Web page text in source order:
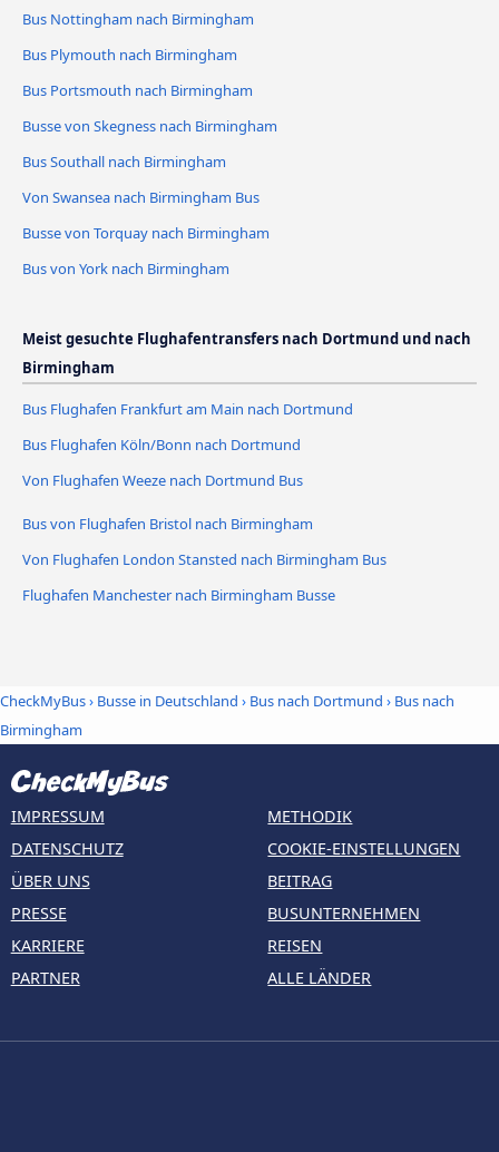
Bus Nottingham nach Birmingham
Bus Plymouth nach Birmingham
Bus Portsmouth nach Birmingham
Busse von Skegness nach Birmingham
Bus Southall nach Birmingham
Von Swansea nach Birmingham Bus
Busse von Torquay nach Birmingham
Bus von York nach Birmingham
Meist gesuchte Flughafentransfers nach Dortmund und nach
Birmingham
Bus Flughafen Frankfurt am Main nach Dortmund
Bus Flughafen Köln/Bonn nach Dortmund
Von Flughafen Weeze nach Dortmund Bus
Bus von Flughafen Bristol nach Birmingham
Von Flughafen London Stansted nach Birmingham Bus
Flughafen Manchester nach Birmingham Busse
CheckMyBus› Busse in Deutschland › Bus nach Dortmund › Bus nach
Birmingham
IMPRESSUM
DATENSCHUTZ
ÜBER UNS
PRESSE
KARRIERE
PARTNER
METHODIK
COOKIE-EINSTELLUNGEN
BEITRAG
BUSUNTERNEHMEN
REISEN
ALLE LÄNDER